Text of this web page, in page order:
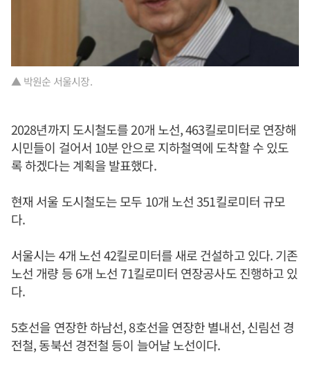
▲ 박원순 서울시장.
2028년까지 도시철도를 20개 노선, 463킬로미터로 연장해
시민들이 걸어서 10분 안으로 지하철역에 도착할 수 있도
록 하겠다는 계획을 발표했다.
현재 서울 도시철도는 모두 10개 노선 351킬로미터 규모
다.
서울시는 4개 노선 42킬로미터를 새로 건설하고 있다. 기존
노선 개량 등 6개 노선 71킬로미터 연장공사도 진행하고 있
다.
5호선을 연장한 하남선, 8호선을 연장한 별내선, 신림선 경
전철, 동북선 경전철 등이 늘어날 노선이다.